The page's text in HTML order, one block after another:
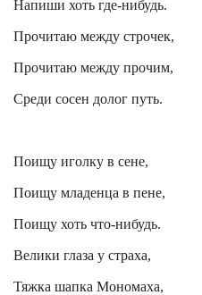
Напиши хоть где-нибудь.
Прочитаю между строчек,
Прочитаю между прочим,
Cреди сосен долог путь.
Поищу иголку в сене,
Поищу младенца в пене,
Поищу хоть что-нибудь.
Велики глаза у страха,
Тяжка шапка Мономаха,